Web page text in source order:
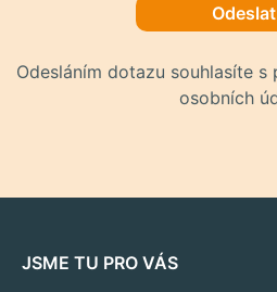
Odeslat
Odesláním dotazu souhlasíte
osobních
JSME TU PRO VÁS